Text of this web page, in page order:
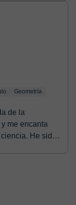
Geometría
de la
me encanta
He sido